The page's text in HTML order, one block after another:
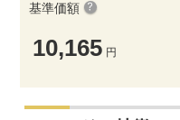
基準価額
10,165 円